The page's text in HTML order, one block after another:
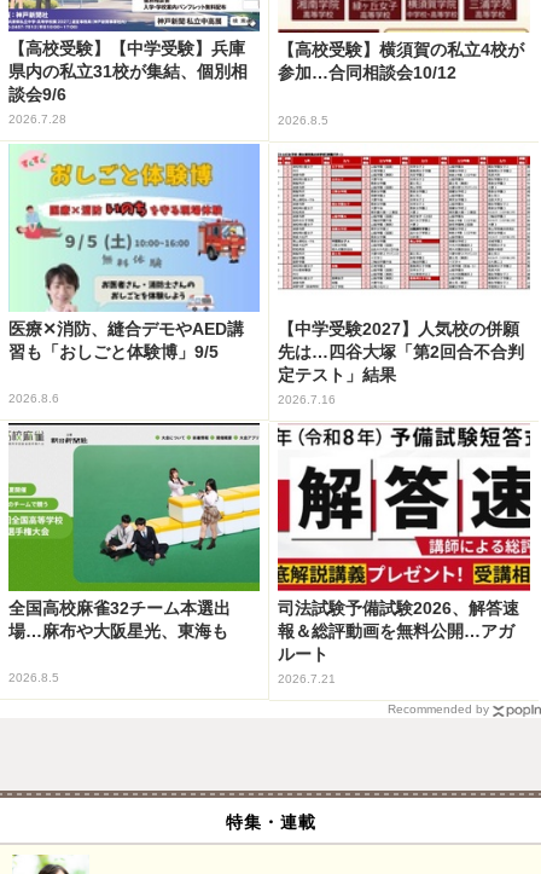
【高校受験】【中学受験】兵庫
県内の私立31校が集結、個別相
談会9/6
2026.7.28
【高校受験】横須賀の私立4校が
参加…合同相談会10/12
2026.8.5
医療✕消防、縫合デモやAED講
習も「おしごと体験博」9/5
2026.8.6
【中学受験2027】人気校の併願
先は…四谷大塚「第2回合不合判
定テスト」結果
2026.7.16
全国高校麻雀32チーム本選出
場…麻布や大阪星光、東海も
2026.8.5
司法試験予備試験2026、解答速
報＆総評動画を無料公開…アガ
ルート
2026.7.21
Recommended by
特集・連載